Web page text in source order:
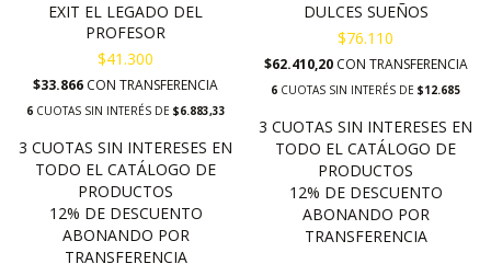
EXIT EL LEGADO DEL
PROFESOR
$41.300
$33.866 CON TRANSFERENCIA
6CUOTAS SIN INTERÉS DE $6.883,33
DULCES SUEÑOS
$76.110
$62.410,20 CON TRANSFERENCIA
6 CUOTAS SIN INTERÉS DE $12.685